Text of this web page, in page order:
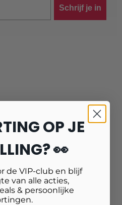
Schrijf je in
OP JE
👀
de VIP-club en blijf
van alle acties,
& persoonlijke